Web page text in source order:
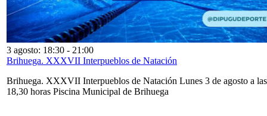
3 agosto: 18:30 - 21:00
Brihuega. XXXVII Interpueblos de Natación
Brihuega. XXXVII Interpueblos de Natación Lunes 3 de agosto a las
18,30 horas Piscina Municipal de Brihuega